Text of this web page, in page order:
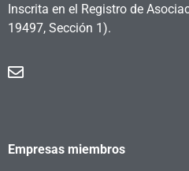
Inscrita en el Registro de
19497, Sección 1).
Empresas miembros